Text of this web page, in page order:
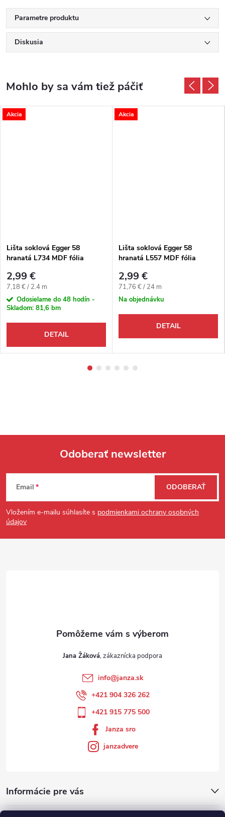
Parametre produktu
Diskusia
Akcia
Lišta soklová Egger 58
hranatá L734 MDF fólia
2,99 €
Jednotková cena:
7,18 € / 2.4 m
Odosielame do 48 hodín -
Skladom: 81,6 bm
DETAIL
Akcia
Lišta soklová Egger 58
hranatá L557 MDF fólia
2,99 €
Jednotková cena:
71,76 € / 24 m
Na objednávku
DETAIL
Zápätie
Odoberať newsletter
Email
Vložením e-mailu súhlasíte s podmienkami ochrany osobných
údajov
ODOBERAŤ
Informácie pre vás
Jana Žáková
info@janza.sk
+421 904 326 262
+421 915 775 500
Janza sro
janzadvere